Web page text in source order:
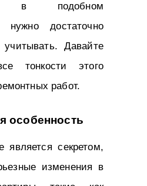
в подобном
нужно достаточно
Давайте
тонкости этого
работ.
особенность
является секретом,
изменения в